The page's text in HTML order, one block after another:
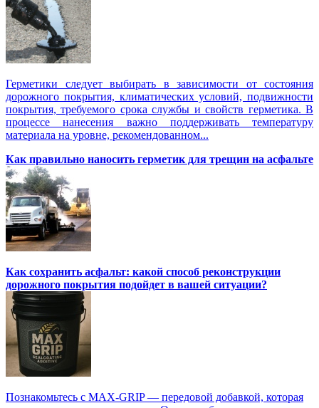
Герметики следует выбирать в зависимости от состояния
дорожного покрытия, климатических условий, подвижности
покрытия, требуемого срока службы и свойств герметика. В
процессе нанесения важно поддерживать температуру
материала на уровне, рекомендованном...
Как правильно наносить герметик для трещин на асфальте
Как сохранить асфальт: какой способ реконструкции
дорожного покрытия подойдет в вашей ситуации?
Познакомьтесь с MAX-GRIP — передовой добавкой, которая